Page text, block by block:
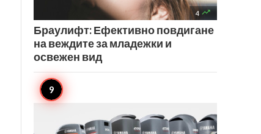
4 
Браулифт: Ефективно повдигане
на веждите за младежки и
освежен вид